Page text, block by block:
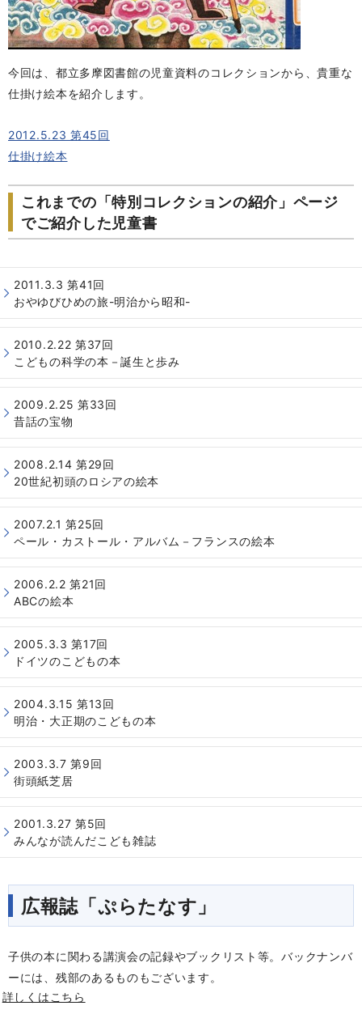
今回は、都立多摩図書館の児童資料のコレクションから、貴重な
仕掛け絵本を紹介します。
2012.5.23 第45回
仕掛け絵本
これまでの「特別コレクションの紹介」ページ
でご紹介した児童書
2011.3.3 第41回
おやゆびひめの旅-明治から昭和-
2010.2.22 第37回
こどもの科学の本－誕生と歩み
2009.2.25 第33回
昔話の宝物
2008.2.14 第29回
20世紀初頭のロシアの絵本
2007.2.1 第25回
ペール・カストール・アルバム－フランスの絵本
2006.2.2 第21回
ABCの絵本
2005.3.3 第17回
ドイツのこどもの本
2004.3.15 第13回
明治・大正期のこどもの本
2003.3.7 第9回
街頭紙芝居
2001.3.27 第5回
みんなが読んだこども雑誌
広報誌「ぷらたなす」
子供の本に関わる講演会の記録やブックリスト等。バックナンバ
ーには、残部のあるものもございます。
詳しくはこちら